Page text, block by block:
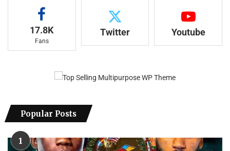
17.8K
Fans
Twitter Youtube
Popular Posts
1